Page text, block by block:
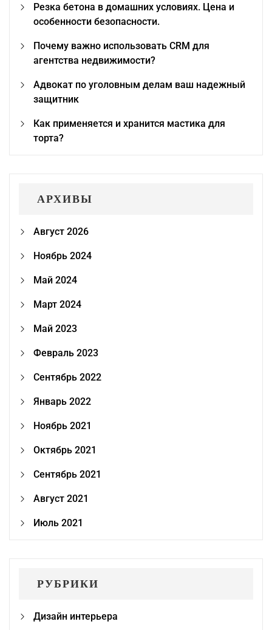
Резка бетона в домашних условиях. Цена и
особенности безопасности.
Почему важно использовать CRM для
агентства недвижимости?
Адвокат по уголовным делам ваш надежный
защитник
Как применяется и хранится мастика для
торта?
АРХИВЫ
Август 2026
Ноябрь 2024
Май 2024
Март 2024
Май 2023
Февраль 2023
Сентябрь 2022
Январь 2022
Ноябрь 2021
Октябрь 2021
Сентябрь 2021
Август 2021
Июль 2021
РУБРИКИ
Дизайн интерьера